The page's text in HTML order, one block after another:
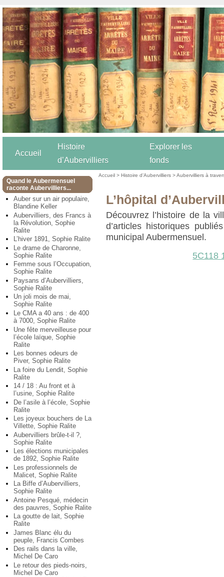
Accueil
Histoire
d’Aubervilliers
Explorer les
fonds
Quand le Aubermensuel
raconte Aubervilliers...
Auber sur un air populaire,
Blandine Keller
Aubervilliers, des Francs à
la Révolution, Sophie
Ralite
L’hiver 1891, Sophie Ralite
Le drame de Charonne,
Sophie Ralite
Femme sous l’Occupation,
Sophie Ralite
Paysans d’Aubervilliers,
Sophie Ralite
Un joli mois de mai,
Sophie Ralite
Le CMA a 40 ans : de 400
à 7000, Sophie Ralite
Une fête merveilleuse pour
l’école laïque, Sophie
Ralite
Les bonnes odeurs de
Piver, Sophie Ralite
La foire du Lendit, Sophie
Ralite
14 / 18 : Au front et à
l’usine, Sophie Ralite
De l’asile à l’école, Sophie
Ralite
Les joyeux bouchers de La
Villette, Sophie Ralite
Aubervilliers brûle-t-il ?,
Sophie Ralite
Les élections municipales
de 1892, Sophie Ralite
Les professionnels de
Malicet, Sophie Ralite
La Biffe d’Aubervilliers,
Sophie Ralite
Antoine Pesqué, médecin
des pauvres, Sophie Ralite
La goutte de lait, Sophie
Ralite
James Blanc élu du
peuple, Francis Combes
Des rails dans la ville,
Michel De Caro
Le retour des pieds-noirs,
Michel De Caro
Accueil >Histoire d’Aubervilliers>Aubervilliers à
L’hôpital
Découvrez l’histoire de la
d’articles historiques
municipal Aubermensuel.
5C118